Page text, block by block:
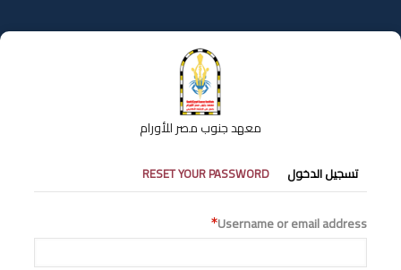
إلى
المحتوى
معهد جنوب مصر للأورام
التبويبات
الأساسية
تسجيل الدخول RESET YOUR PASSWORD
Username or email address